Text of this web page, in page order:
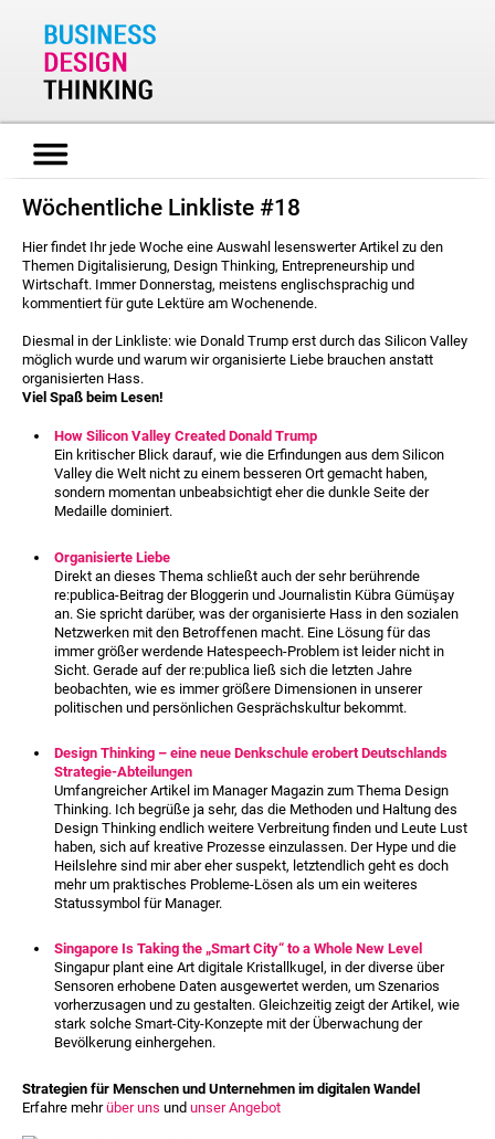
Wöchentliche Linkliste #18
Hier findet Ihr jede Woche eine Auswahl lesenswerter Artikel zu den
Themen Digitalisierung, Design Thinking, Entrepreneurship und
Wirtschaft. Immer Donnerstag, meistens englischsprachig und
kommentiert für gute Lektüre am Wochenende.
Diesmal in der Linkliste: wie Donald Trump erst durch das Silicon Valley
möglich wurde und warum wir organisierte Liebe brauchen anstatt
organisierten Hass.
Viel Spaß beim Lesen!
How Silicon Valley Created Donald Trump
Ein kritischer Blick darauf, wie die Erfindungen aus dem Silicon
Valley die Welt nicht zu einem besseren Ort gemacht haben,
sondern momentan unbeabsichtigt eher die dunkle Seite der
Medaille dominiert.
Organisierte Liebe
Direkt an dieses Thema schließt auch der sehr berührende
re:publica-Beitrag der Bloggerin und Journalistin Kübra Gümüşay
an. Sie spricht darüber, was der organisierte Hass in den sozialen
Netzwerken mit den Betroffenen macht. Eine Lösung für das
immer größer werdende Hatespeech-Problem ist leider nicht in
Sicht. Gerade auf der re:publica ließ sich die letzten Jahre
beobachten, wie es immer größere Dimensionen in unserer
politischen und persönlichen Gesprächskultur bekommt.
Design Thinking – eine neue Denkschule erobert Deutschlands
Strategie-Abteilungen
Umfangreicher Artikel im Manager Magazin zum Thema Design
Thinking. Ich begrüße ja sehr, das die Methoden und Haltung des
Design Thinking endlich weitere Verbreitung finden und Leute Lust
haben, sich auf kreative Prozesse einzulassen. Der Hype und die
Heilslehre sind mir aber eher suspekt, letztendlich geht es doch
mehr um praktisches Probleme-Lösen als um ein weiteres
Statussymbol für Manager.
Singapore Is Taking the „Smart City“ to a Whole New Level
Singapur plant eine Art digitale Kristallkugel, in der diverse über
Sensoren erhobene Daten ausgewertet werden, um Szenarios
vorherzusagen und zu gestalten. Gleichzeitig zeigt der Artikel, wie
stark solche Smart-City-Konzepte mit der Überwachung der
Bevölkerung einhergehen.
Strategien für Menschen und Unternehmen im digitalen Wandel
Erfahre mehrüber uns und unser Angebot